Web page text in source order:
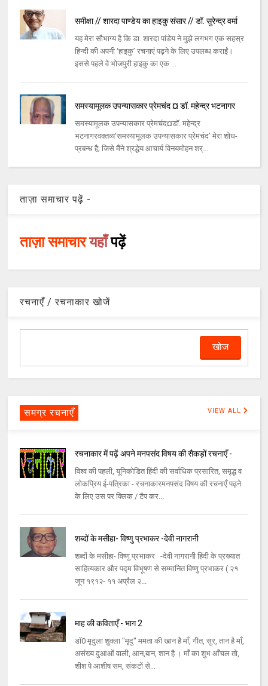
समीक्षा // शारदा पाण्डेय का हाइकु संसार // डॉ. सुरेन्द्र वर्मा
यह मेरा सौभाग्य है कि डा. शारदा पांडेय ने मुझे लगभग एक सहस्र
हिन्दी की अपनी ‘हाइकु’ रचनाएं पढ़ने के लिए उपलब्ध कराईं।
इससे पहले वे भोजपुरी हाइकु का एक ...
समस्यामूलक उपन्यासकार प्रेमचंद ¤ डॉ. महेन्द्र भटनागर
समस्यामूलक उपन्यासकार प्रेमचंद¤डॉ. महेन्द्र
भटनागरवक्तव्य‘समस्यामूलक उपन्यासकार प्रेमचंद’ मेरा शोध-
प्रबन्ध है; जिसे मैंने श्रद्धेय आचार्य विनयमोहन शर्...
ताज़ा समाचार पढ़ें -
ताज़ा समाचारयहाँपढ़ें
रचनाएँ / रचनाकार खोजें
समग्र रचनाएँ VIEW ALL
रचनाकार में पढ़ें अपने मनपसंद विषय की सैकड़ों रचनाएँ -
विश्व की पहली, यूनिकोडित हिंदी की सर्वाधिक प्रसारित, समृद्ध व
लोकप्रिय ई-पत्रिका - रचनाकारमनपसंद विषय की रचनाएँ पढ़ने
के लिए उस पर क्लिक / टैप कर...
शब्दों के मसीहा- विष्णु प्रभाकर -देवी नागरानी
शब्दों के मसीहा- विष्णु प्रभाकर -देवी नागरानी हिंदी के प्रख्यात
साहित्यकार और पद्म विभूषण से सम्मानित विष्णु प्रभाकर ( २१
जून १९१२- ११ अप्रैल २...
माह की कविताएँ - भाग 2
डॉ0 मृदुला शुक्ला "मृदु" ममता की खान है माँ, गीत, सुर, तान है माँ,
असंख्य दुआओं वाली, आन,बान, शान है । माँ का शुभ आँचल तो,
शीश पे आशीष सम, संकटों से...